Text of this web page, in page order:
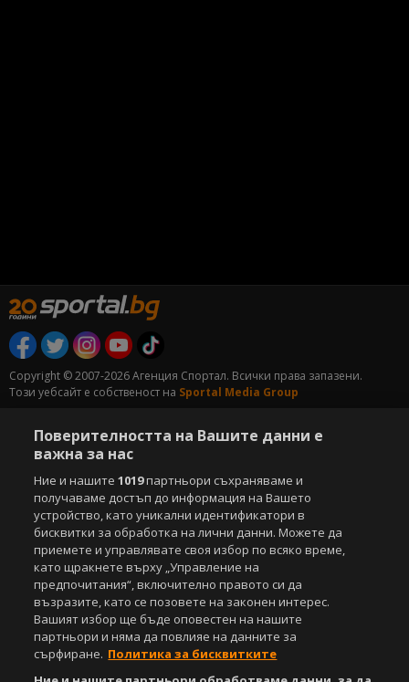
Copyright © 2007-2026 Агенция Спортал. Всички права запазени.
Този уебсайт е собственост на Sportal Media Group
За нас
Общи условия
Етични правила на НСС
Съдържанието на този уеб сайт и технологиите, използвани в него, са
под закрила на Закона за авторското право и сродните му права.
Всички статии, репортажи, интервюта и други текстови, графични и
видео материали, публикувани в сайта, са собственост на Агенция
Спортал, освен ако изрично е посочено друго. Допуска се
публикуване на текстови материали само след писмено съгласие на
Агенция Спортал, посочване на източника и добавяне на линк към
www.sportal.bg. Използването на графични и видео материали,
публикувани в сайта, е строго забранено. Нарушителите ще бъдат
санкционирани с цялата строгост на закона.
Поверителността на Вашите данни е
важна за нас
Ние и нашите1019партньори съхраняваме и
получаваме достъп до информация на Вашето
устройство, като уникални идентификатори в
бисквитки за обработка на лични данни. Можете да
приемете и управлявате своя избор по всяко време,
като щракнете върху „Управление на
предпочитания“, включително правото си да
възразите, като се позовете на законен интерес.
Вашият избор ще бъде оповестен на нашите
партньори и няма да повлияе на данните за
сърфиране. Политика за бисквитките